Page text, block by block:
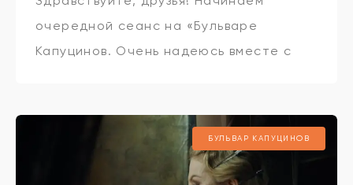
очередной сеанс на «Бульваре
Капуцинов. Очень надеюсь вместе с
откроются кинотеатры. Пока вы
можете участвовать в розыгрыше
БУЛЬВАР КАПУЦИНОВ